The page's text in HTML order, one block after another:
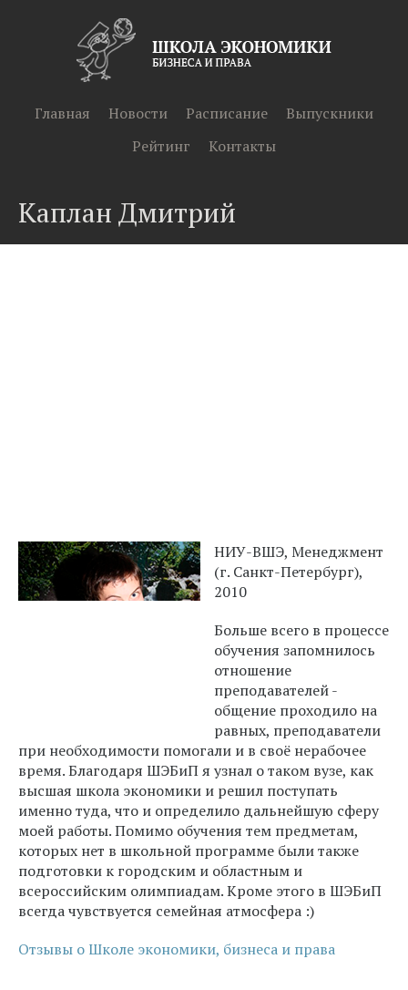
Главная Новости Расписание
Выпускники
Рейтинг
Контакты
Каплан Дмитрий
НИУ-ВШЭ, Менеджмент
(г. Санкт-Петербург),
2010
Больше всего в процессе
обучения запомнилось
отношение
преподавателей -
общение проходило на
равных, преподаватели
при необходимости помогали и в своё нерабочее
время. Благодаря ШЭБиП я узнал о таком вузе, как
высшая школа экономики и решил поступать
именно туда, что и определило дальнейшую сферу
моей работы. Помимо обучения тем предметам,
которых нет в школьной программе были также
подготовки к городским и областным и
всероссийским олимпиадам. Кроме этого в ШЭБиП
всегда чувствуется семейная атмосфера :)
Отзывы о Школе экономики, бизнеса и права